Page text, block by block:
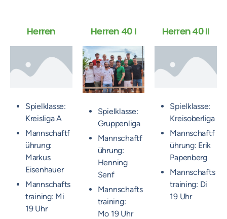
Herren
Spielklasse:
Kreisliga A
Mannschaftf
ührung:
Markus
Eisenhauer
Mannschafts
training: Mi
19 Uhr
Herren 40 I
Spielklasse:
Gruppenliga
Mannschaftf
ührung:
Henning
Senf
Mannschafts
training:
Mo 19 Uhr
Herren 40 II
Spielklasse:
Kreisoberliga
Mannschaftf
ührung: Erik
Papenberg
Mannschafts
training: Di
19 Uhr